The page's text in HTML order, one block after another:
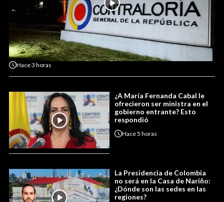
Hace3 horas
¿A María Fernanda Cabal le
ofrecieron ser ministra en el
gobierno entrante? Esto
respondió
Hace5 horas
La Presidencia de Colombia
no será en la Casa de Nariño:
¿Dónde son las sedes en las
regiones?